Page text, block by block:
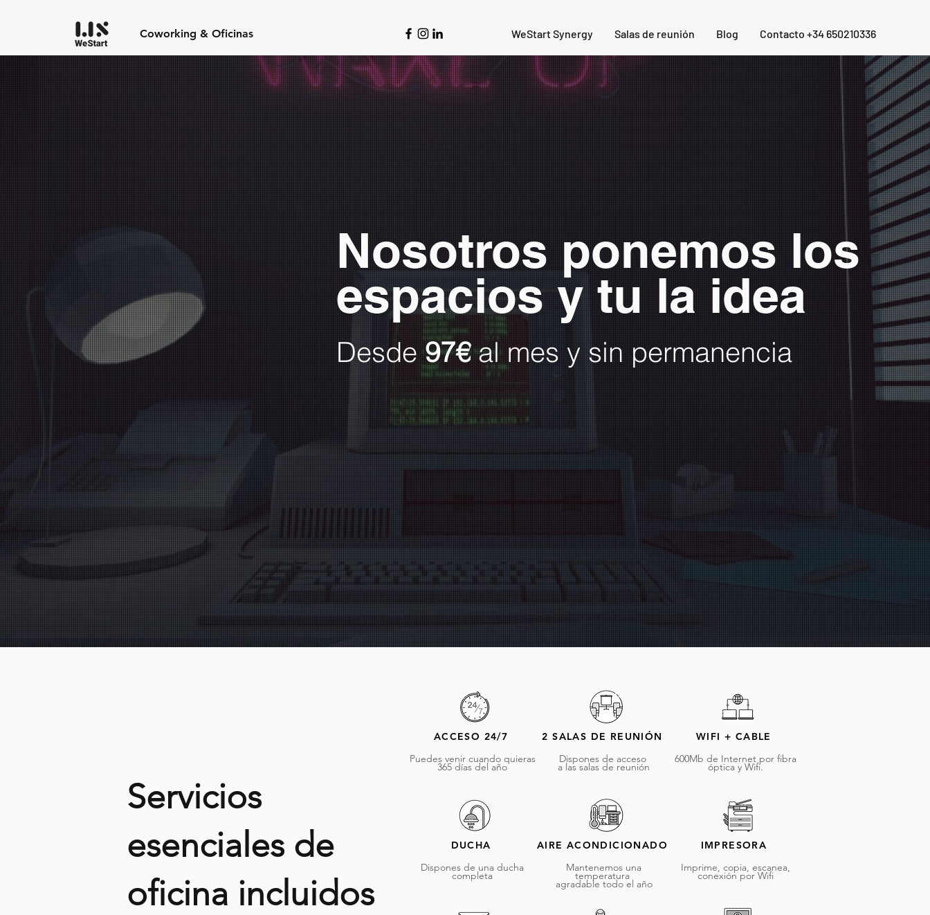
Coworking & Oficinas WeStart Synergy Salas de reunión Blog Contacto +34 650210336
Nosotros ponemos los
espacios y tu la idea
Desde97€al mes y sin permanencia
Servicios
esenciales de
oficina incluidos
ACCESO 24/7
Puedes venir cuando quieras
365 días del año
DUCHA
Dispones de una ducha
completa
2 SALAS DE REUNIÓN
Dispones de acceso
a las salas de reunión
AIRE ACONDICIONADO
Mantenemos una
temperatura
agradable todo el año
WIFI + CABLE
600Mb de Internet por fibra
óptica y Wifi.
IMPRESORA
Imprime, copia, escanea,
conexión por Wifi